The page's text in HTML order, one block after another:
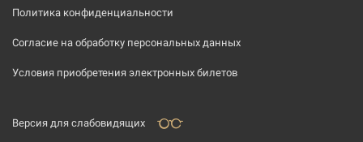
Политика конфиденциальности
Согласие на обработку персональных данных
Условия приобретения электронных билетов
Версия для слабовидящих